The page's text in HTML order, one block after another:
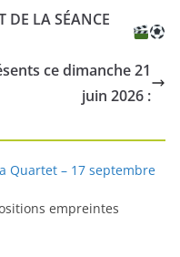
DE LA SÉANCE
ce dimanche 21
juin 2026 :
Quartet – 17 septembre
empreintes